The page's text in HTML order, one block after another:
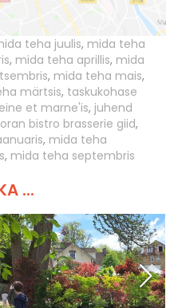
teha juulis, mida teha
, mida teha aprillis, mida
, mida teha mais,
märtsis, taskukohase
et marne'is, juhend
bistro brasserie giid,
, mida teha
, mida teha septembris
...